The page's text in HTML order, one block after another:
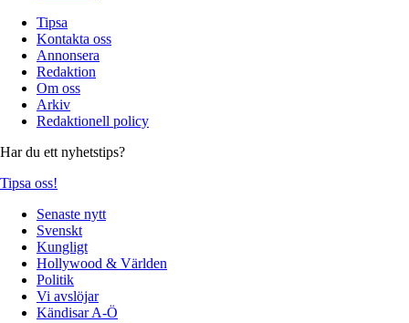
Tipsa
Kontakta oss
Annonsera
Redaktion
Om oss
Arkiv
Redaktionell policy
Har du ett nyhetstips?
Tipsa oss!
Senaste nytt
Svenskt
Kungligt
Hollywood & Världen
Politik
Vi avslöjar
Kändisar A-Ö